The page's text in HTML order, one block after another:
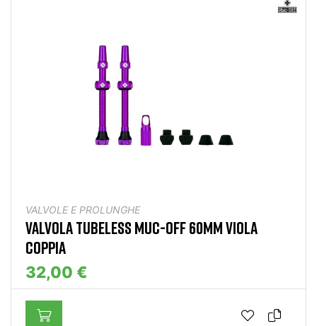
VALVOLE E PROLUNGHE
VALVOLA TUBELESS MUC-OFF 60MM VIOLA
COPPIA
32,00 €